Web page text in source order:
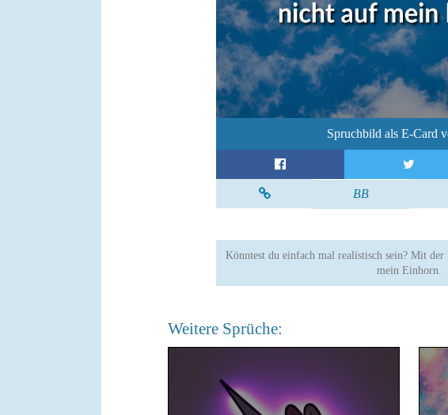
Spruchbild als E-Card
BB
Könntest du einfach mal realistisch sein? Mit
mein Einhorn.
Weitere Sprüche: